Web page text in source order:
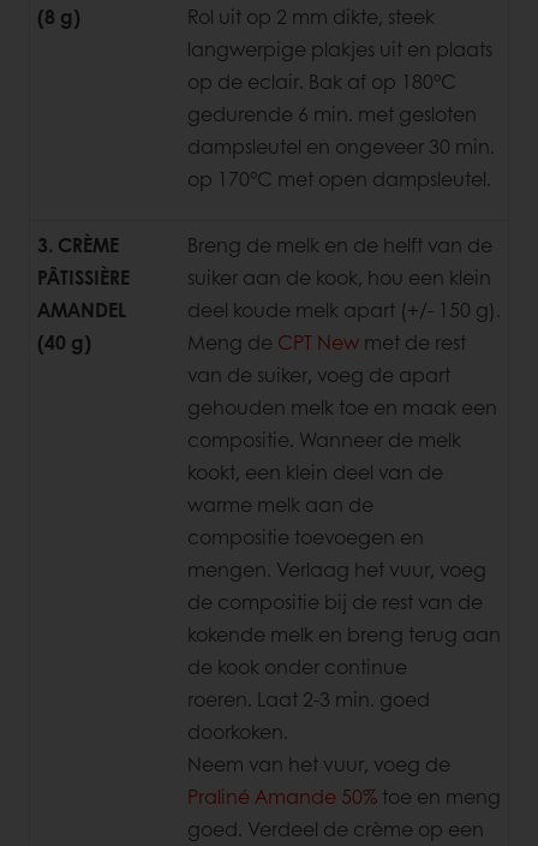
(8 g) Rol uit op 2 mm dikte, steek
langwerpige plakjes uit en plaats
op de eclair. Bak af op 180°C
gedurende 6 min. met gesloten
dampsleutel en ongeveer 30 min.
op 170°C met open dampsleutel.
3. CRÈME
PÂTISSIÈRE
AMANDEL
(40 g)
Breng de melk en de helft van de
suiker aan de kook, hou een klein
deel koude melk apart (+/- 150 g).
Meng de CPT New met de rest
van de suiker, voeg de apart
gehouden melk toe en maak een
compositie. Wanneer de melk
kookt, een klein deel van de
warme melk aan de
compositie toevoegen en
mengen. Verlaag het vuur, voeg
de compositie bij de rest van de
kokende melk en breng terug aan
de kook onder continue
roeren. Laat 2-3 min. goed
doorkoken.
Neem van het vuur, voeg de
PralinéAmande 50% toe en meng
goed. Verdeel de crème op een